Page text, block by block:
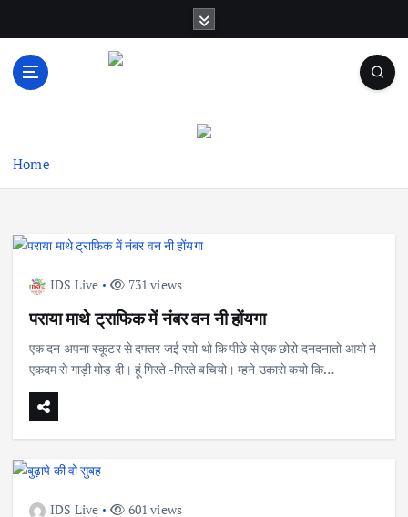
Home
IDS Live 731 views
पराया माथे ट्राफिक में नंबर वन नी होंयगा
एक दन अपना स्कूटर से दफ्तर जई रयो थो कि पीछे से एक छोरो दनदनातो आयो ने
एकदम से गाड़ी मोड़ दी। हूं गिरते -गिरते बचियो। म्हने उकासे कयो कि…
IDS Live 601 views